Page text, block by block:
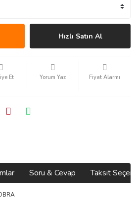
Hızlı Satın Al
Et Yorum Yaz Fiyat Alarmı
Soru & Cevap Taksit